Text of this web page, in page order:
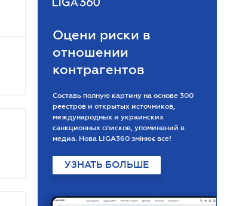
Оцени риски в
отношении
контрагентов
Составь полную картину на основе 300
реестров и открытых источников,
международных и украинских
санкционных списков, упоминаний в
медиа. Нова LIGA360 змінює все!
УЗНАТЬ БОЛЬШЕ